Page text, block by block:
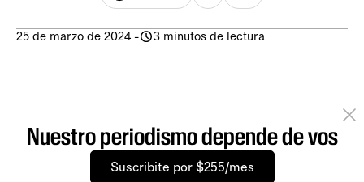
25 de marzo de 2024 - 3 minutos de lectura
Nuestro periodismo depende de vos
Suscribite por $255/mes